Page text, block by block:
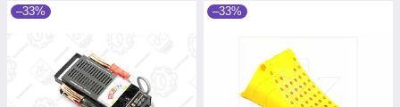
–33% –33%